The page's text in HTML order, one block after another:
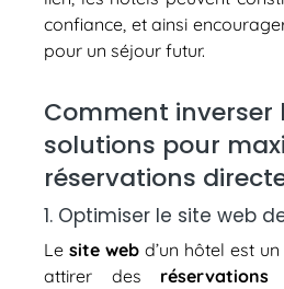
confiance, et ainsi
pour un séjour futur.
Comment inverser
solutions pour
réservations
1. Optimiser le site web
Le site webd’un hôtel est
attirer des réservations